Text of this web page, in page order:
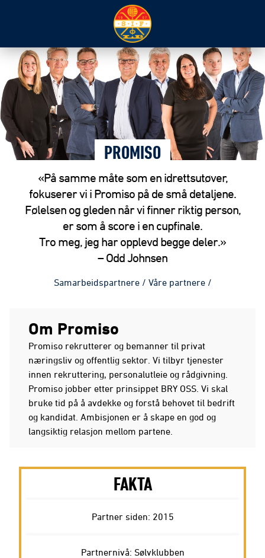
PROMISO
«På samme måte som en idrettsutøver,
fokuserer vi i Promiso på de små detaljene.
Følelsen og gleden når vi finner riktig person,
er som å score i en cupfinale.
Tro meg, jeg har opplevd begge deler.»
– Odd Johnsen
Samarbeidspartnere / Våre partnere /
Om Promiso
Promiso rekrutterer og bemanner til privat
næringsliv og offentlig sektor. Vi tilbyr tjenester
innen rekruttering, personalutleie og rådgivning.
Promiso jobber etter prinsippet BRY OSS. Vi skal
bruke tid på å avdekke og forstå behovet til bedrift
og kandidat. Ambisjonen er å skape en god og
langsiktig relasjon mellom partene.
FAKTA
Partner siden: 2015
Partnernivå: Sølvklubben